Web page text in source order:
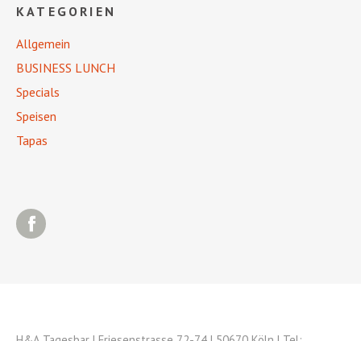
KATEGORIEN
Allgemein
BUSINESS LUNCH
Specials
Speisen
Tapas